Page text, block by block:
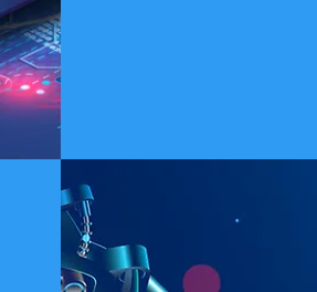
HVC ઇ-